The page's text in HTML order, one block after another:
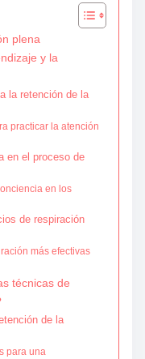
plena
y la
la retención de la
practicar la atención
en el proceso de
en los
de respiración
más efectivas
técnicas de
de la
para una